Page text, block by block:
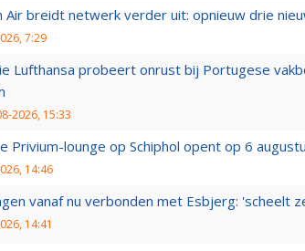
Air breidt netwerk verder uit: opnieuw drie
7:29
Lufthansa probeert onrust bij Portugese
2026, 15:33
Privium-lounge op Schiphol opent op 6
14:46
vanaf nu verbonden met Esbjerg: 'scheelt
14:41